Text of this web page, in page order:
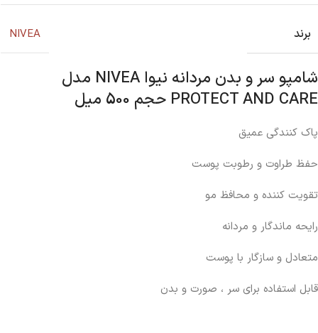
برند NIVEA
شامپو سر و بدن مردانه نیوا NIVEA مدل
PROTECT AND CARE حجم 500 میل
پاک کنندگی عمیق
حفظ طراوت و رطوبت پوست
تقویت کننده و محافظ مو
رایحه ماندگار و مردانه
متعادل و سازگار با پوست
قابل استفاده برای سر ، صورت و بدن